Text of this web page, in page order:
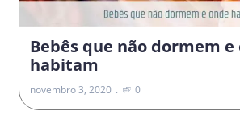
Bebês que não dormem e
habitam
novembro 3, 2020 0